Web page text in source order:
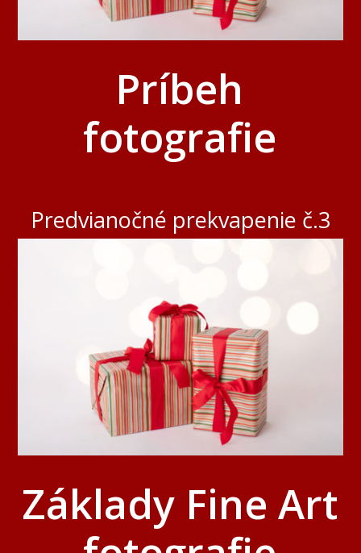
Príbeh
fotografie
Predvianočné prekvapenie č.3
Základy Fine Art